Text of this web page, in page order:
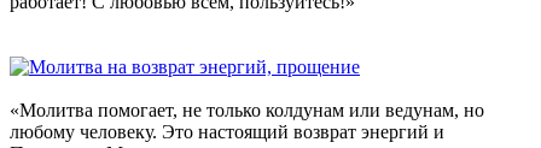
«Молитва помогает, не только колдунам или ведунам, но
любому человеку. Это настоящий возврат энергий и